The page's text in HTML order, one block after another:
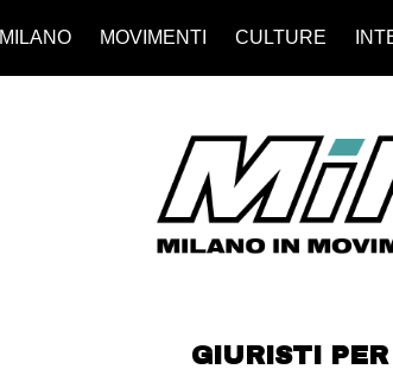
MILANO MOVIMENTI CULTURE
GIURISTI PER